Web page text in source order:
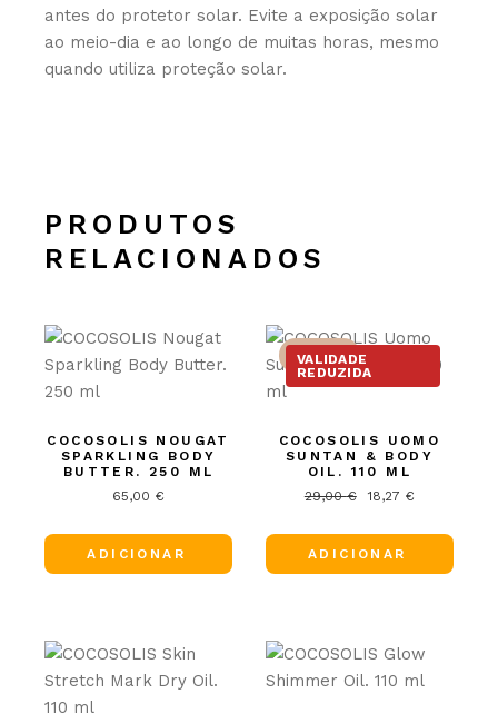
antes do protetor solar. Evite a exposição solar
ao meio-dia e ao longo de muitas horas, mesmo
quando utiliza proteção solar.
PRODUTOS
RELACIONADOS
COCOSOLIS NOUGAT
SPARKLING BODY
BUTTER. 250 ML
65,00 €
ADICIONAR
VALIDADE
REDUZIDA
-37%
COCOSOLIS UOMO
SUNTAN & BODY
OIL. 110 ML
29,00€
29,00 €.
18,27 €
18,27 €.
ADICIONAR